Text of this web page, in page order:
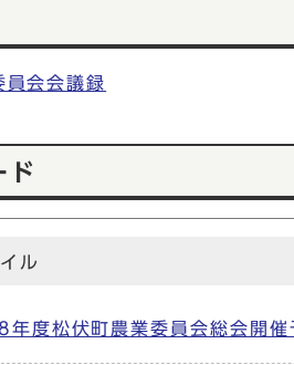
員会会議録
ド
ル
年度松伏町農業委員会総会